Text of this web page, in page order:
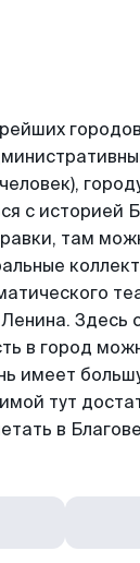
с
там
в город
имеет
тут
в